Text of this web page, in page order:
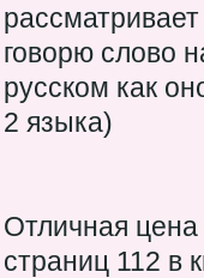
говорю слово
русском как
2 языка)
Отличная цена
страниц 112 в